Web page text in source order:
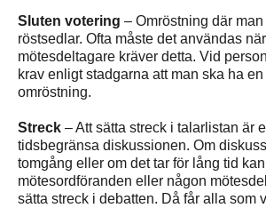
Sluten votering – Omröstning där
röstsedlar. Ofta måste det användas
mötesdeltagare kräver detta. Vid
krav enligt stadgarna att man ska ha
omröstning.
Streck – Att sätta streck i talarlistan är
tidsbegränsa diskussionen. Om
tomgång eller om det tar för lång tid kan
mötesordföranden eller någon
sätta streck i debatten. Då får alla som